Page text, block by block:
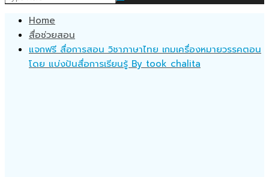
Home
สื่อช่วยสอน
แจกฟรี สื่อการสอน วิชาภาษาไทย เกมเครื่องหมายวรรคตอน
โดย แบ่งปันสื่อการเรียนรู้ By took chalita